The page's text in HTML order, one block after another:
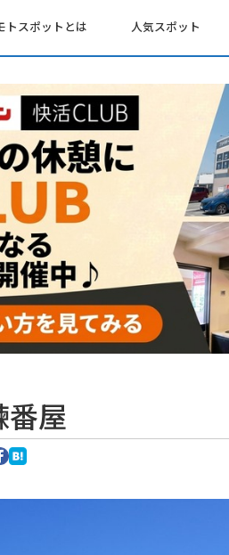
トスポットとは 人気スポット
番屋